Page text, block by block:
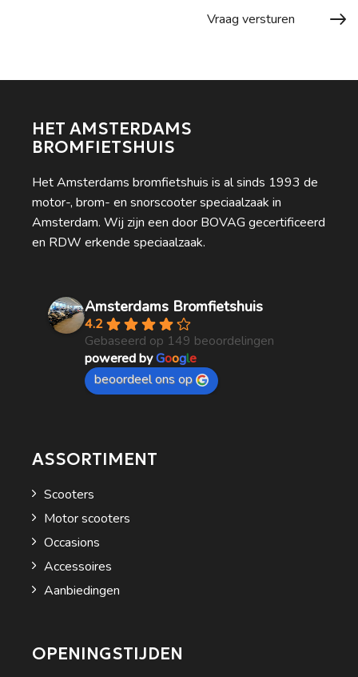
HET AMSTERDAMS
BROMFIETSHUIS
Het Amsterdams bromfietshuis is al sinds 1993 de
motor-, brom- en snorscooter speciaalzaak in
Amsterdam. Wij zijn een door BOVAG gecertificeerd
en RDW erkende speciaalzaak.
Amsterdams Bromfietshuis
4.2
Gebaseerd op 149 beoordelingen
powered byGoogle
beoordeel ons op
ASSORTIMENT
Scooters
Motor scooters
Occasions
Accessoires
Aanbiedingen
OPENINGSTIJDEN